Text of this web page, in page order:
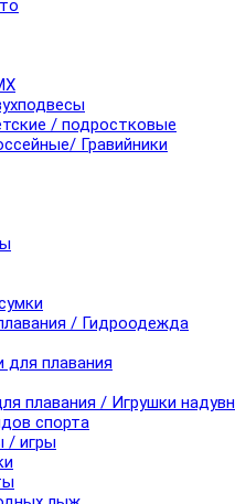
/ подростковые
Гравийники
/ Гидроодежда
для плавания
плавания / Игрушки
спорта
/ игры